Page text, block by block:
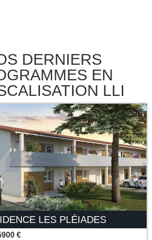
DERNIERS
EN
LLI
LES PLÉIADES
€